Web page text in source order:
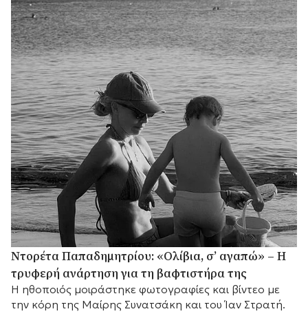
Ντορέτα Παπαδημητρίου: «Ολίβια, σ’ αγαπώ» – Η
τρυφερή ανάρτηση για τη βαφτιστήρα της
Η ηθοποιός μοιράστηκε φωτογραφίες και βίντεο με
την κόρη της Μαίρης Συνατσάκη και του Ίαν Στρατή.